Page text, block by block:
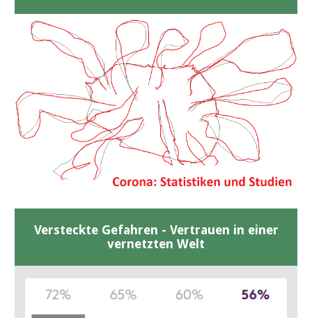
Versteckte Gefahren - Vertrauen in einer
vernetzten Welt